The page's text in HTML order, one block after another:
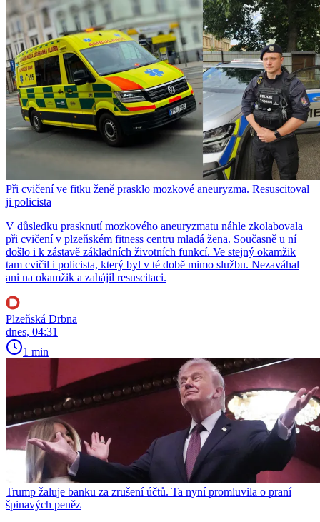
Při cvičení ve fitku ženě prasklo mozkové aneuryzma. Resuscitoval
ji policista
V důsledku prasknutí mozkového aneuryzmatu náhle zkolabovala
při cvičení v plzeňském fitness centru mladá žena. Současně u ní
došlo i k zástavě základních životních funkcí. Ve stejný okamžik
tam cvičil i policista, který byl v té době mimo službu. Nezaváhal
ani na okamžik a zahájil resuscitaci.
Plzeňská Drbna
dnes, 04:31
1 min
Trump žaluje banku za zrušení účtů. Ta nyní promluvila o praní
špinavých peněz